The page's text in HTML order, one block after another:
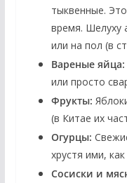
тыквенные.
время. Шелуху
или на пол (в
Вареные яйца:
или просто
Фрукты:
(в Китае их
Огурцы:
хрустя ими,
Сосиски и